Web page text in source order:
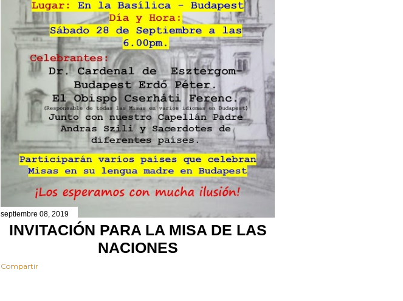
septiembre 08, 2019
INVITACIÓN PARA LA MISA DE LAS
NACIONES
Compartir